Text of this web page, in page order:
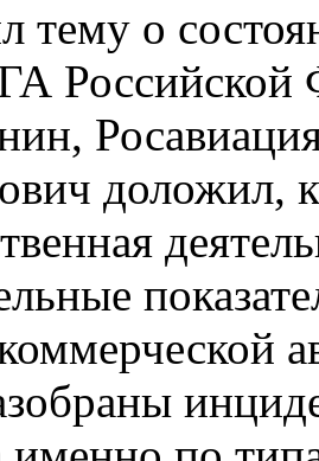
тему о
Российской
доложил,